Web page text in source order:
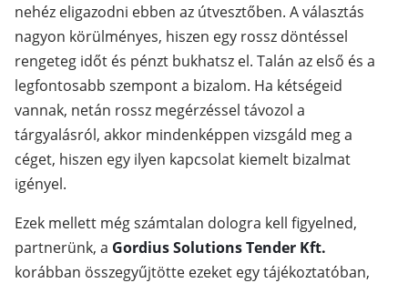
nehéz eligazodni ebben az útvesztőben. A választás
nagyon körülményes, hiszen egy rossz döntéssel
rengeteg időt és pénzt bukhatsz el. Talán az első és a
legfontosabb szempont a bizalom. Ha kétségeid
vannak, netán rossz megérzéssel távozol a
tárgyalásról, akkor mindenképpen vizsgáld meg a
céget, hiszen egy ilyen kapcsolat kiemelt bizalmat
igényel.
Ezek mellett még számtalan dologra kell figyelned,
partnerünk, a Gordius Solutions Tender Kft.
korábban összegyűjtötte ezeket egy tájékoztatóban,